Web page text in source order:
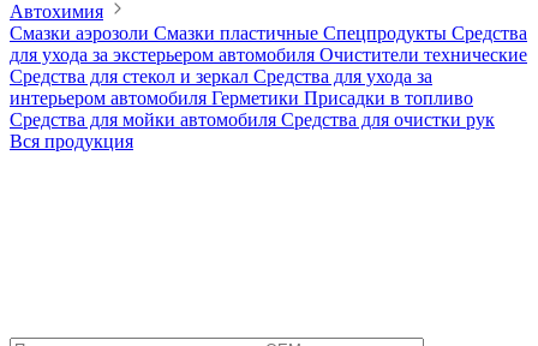
Автохимия
Смазки аэрозоли Смазки пластичные Спецпродукты Средства
для ухода за экстерьером автомобиля Очистители технические
Средства для стекол и зеркал Средства для ухода за
интерьером автомобиля Герметики Присадки в топливо
Средства для мойки автомобиля Средства для очистки рук
Вся продукция